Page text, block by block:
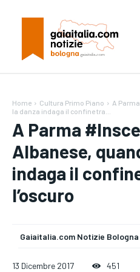
Testo: A- Reset A+
Testo: A- Reset A+
Home Cultura Primo Piano
A
la danza indaga il confine tra...
A Parma
Albanese,
indaga il
l’oscuro
Gaiaitalia.com Notizie Bologna
13 Dicembre 2017 451